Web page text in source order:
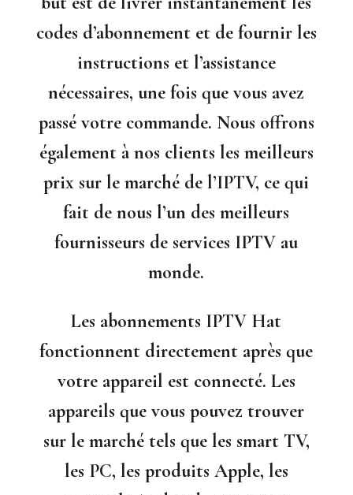
codes d’abonnement et de fournir les
instructions et l’assistance
nécessaires, une fois que vous avez
passé votre commande. Nous offrons
également à nos clients les meilleurs
prix sur le marché de l’IPTV, ce qui
fait de nous l’un des meilleurs
fournisseurs de services IPTV au
monde.
Les abonnements IPTV Hat
fonctionnent directement après que
votre appareil est connecté. Les
appareils que vous pouvez trouver
sur le marché tels que les smart TV,
les PC, les produits Apple, les